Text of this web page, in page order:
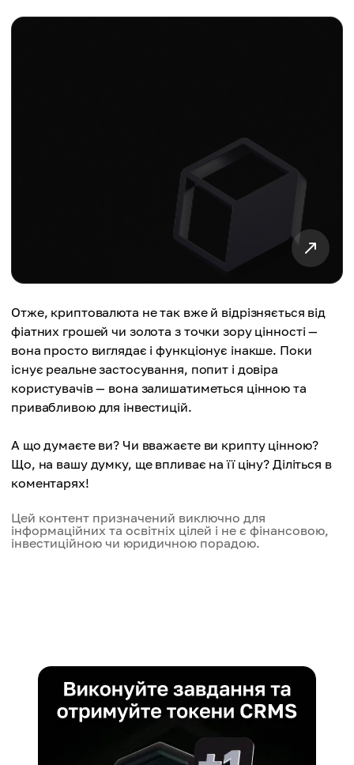
Отже, криптовалюта не так вже й відрізняється від
фіатних грошей чи золота з точки зору цінності —
вона просто виглядає і функціонує інакше. Поки
існує реальне застосування, попит і довіра
користувачів — вона залишатиметься цінною та
привабливою для інвестицій.
А що думаєте ви? Чи вважаєте ви крипту цінною?
Що, на вашу думку, ще впливає на її ціну? Діліться в
коментарях!
Цей контент призначений виключно для
інформаційних та освітніх цілей і не є фінансовою,
інвестиційною чи юридичною порадою.